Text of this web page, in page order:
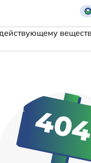
действующему